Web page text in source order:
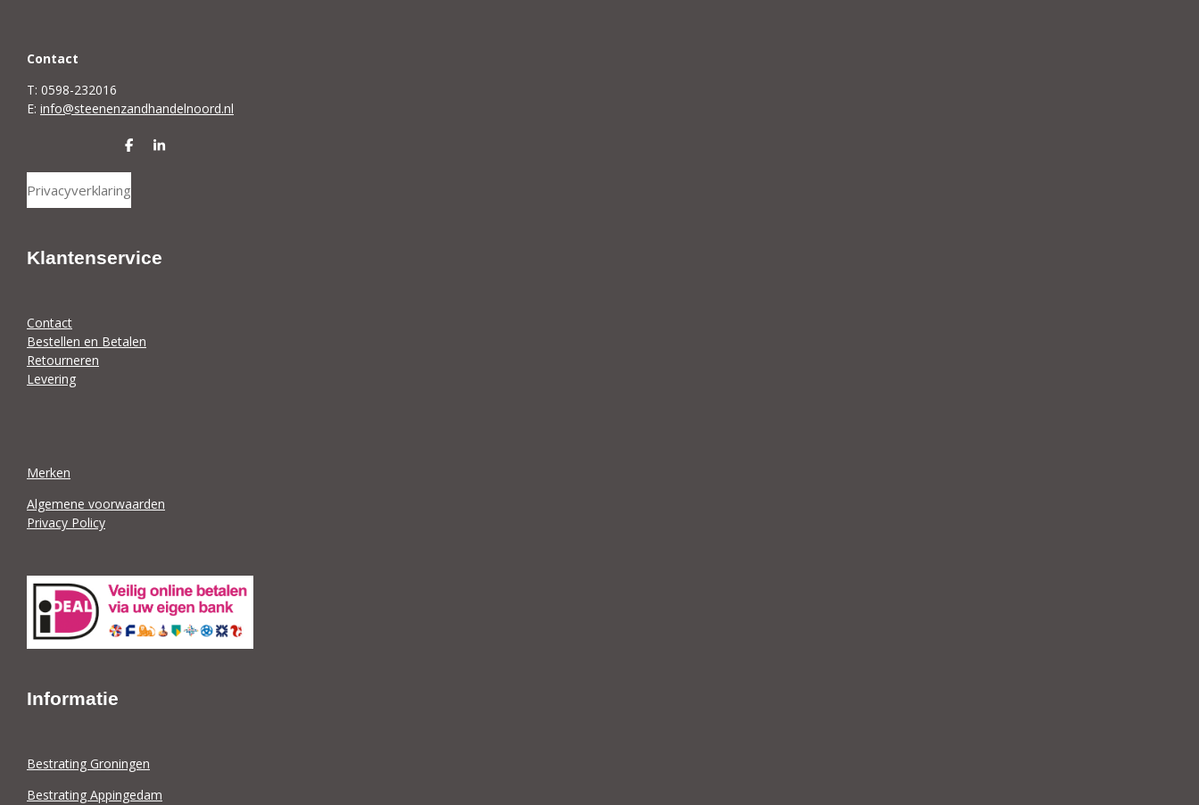
Contact
T: 0598-232016
E: info@steenenzandhandelnoord.nl
D
l
e
n
S
Privacyverklaring
Klantenservice
Contact
Bestellen en Betalen
Retourneren
Levering
Merken
Algemene voorwaarden
Privacy Policy
Informatie
Bestrating Groningen
Bestrating Appingedam